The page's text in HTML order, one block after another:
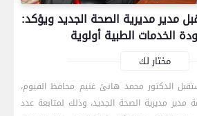
مدير مديرية الصحة الجديد ويؤكد:
الخدمات الطبية أولوية
مختار لك
الدكتور محمد هانئ غنيم محافظ الفيوم،
مدير مديرية الصحة الجديد، وذلك لمتابعة عدد